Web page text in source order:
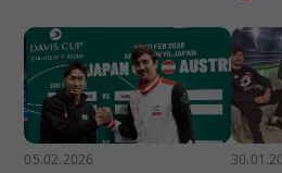
05.02.2026